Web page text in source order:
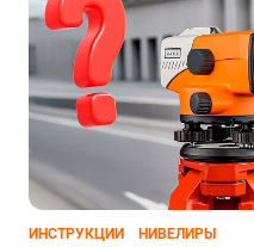
ИНСТРУКЦИИ НИВЕЛИРЫ